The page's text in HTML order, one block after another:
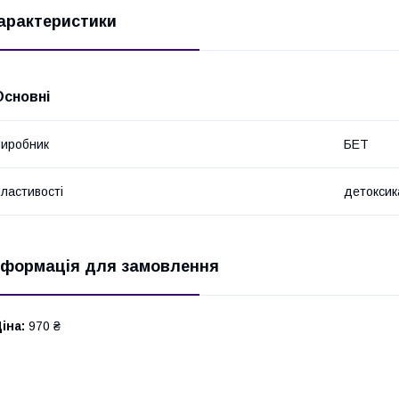
БЕТ
для замовлення
970 ₴